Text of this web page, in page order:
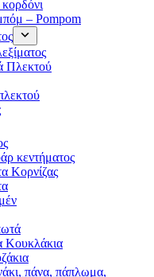
– Pompom
Πλεκτού
κεντήματος
Κορνίζας
Κουκλάκια
πάνα, πάπλωμα,